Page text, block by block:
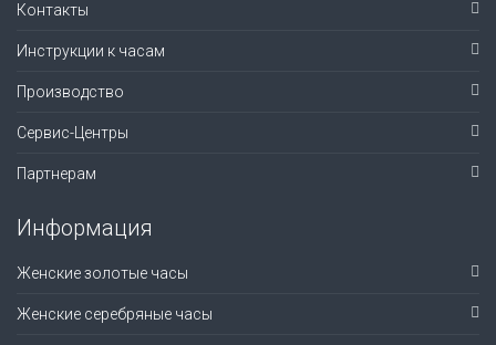
Контакты
Инструкции к часам
Производство
Сервис-Центры
Партнерам
Информация
Женские золотые часы
Женские серебряные часы